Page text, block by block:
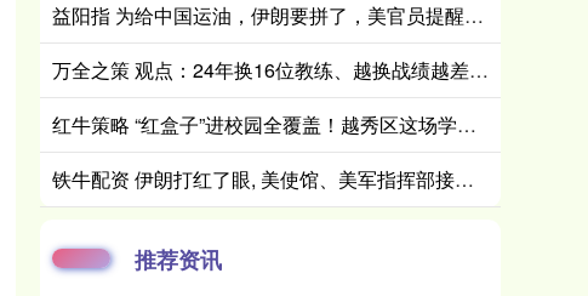
益阳指 为给中国运油，伊朗要拼了，美官员提醒特朗普：中国必须做出选择
万全之策 观点：24年换16位教练、越换战绩越差，中国女足别把换帅当做“万灵丹”
红牛策略 “红盒子”进校园全覆盖！越秀区这场学雷锋活动让红色基因“润心田”
铁牛配资 伊朗打红了眼, 美使馆、美军指挥部接连被炸, 特朗普给出停战方案
推荐资讯